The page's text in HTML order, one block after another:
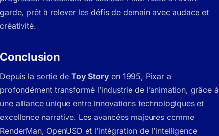
garde, prêt à relever les défis de demain avec audace et
créativité.
Conclusion
Depuis la sortie de Toy Story en 1995, Pixar a
profondément transformé l’industrie de l’animation, grâce à
une alliance unique entre innovations technologiques et
excellence narrative. Les avancées majeures comme
RenderMan, OpenUSD et l’intégration de l’intelligence